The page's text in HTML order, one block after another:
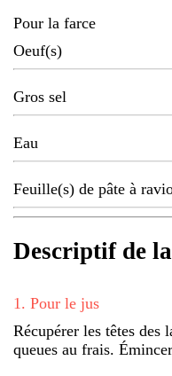
Pour la farce
Oeuf(s)
Gros sel
Eau
Feuille(s) de pâte à
Descriptif de
1 . Pour le jus
Récupérer les têtes des
queues au frais.